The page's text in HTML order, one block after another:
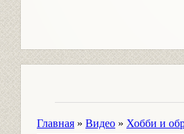
Главная » Видео » Хобби и